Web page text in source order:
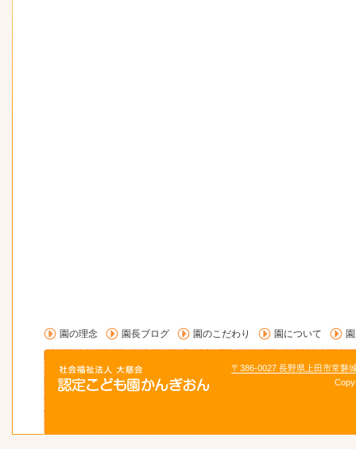
園の理念 園長ブログ 園のこだわり 園について
〒386-0027 長野県上田市常磐